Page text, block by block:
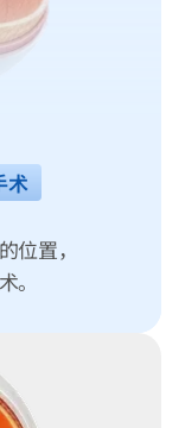
术
位置，
。